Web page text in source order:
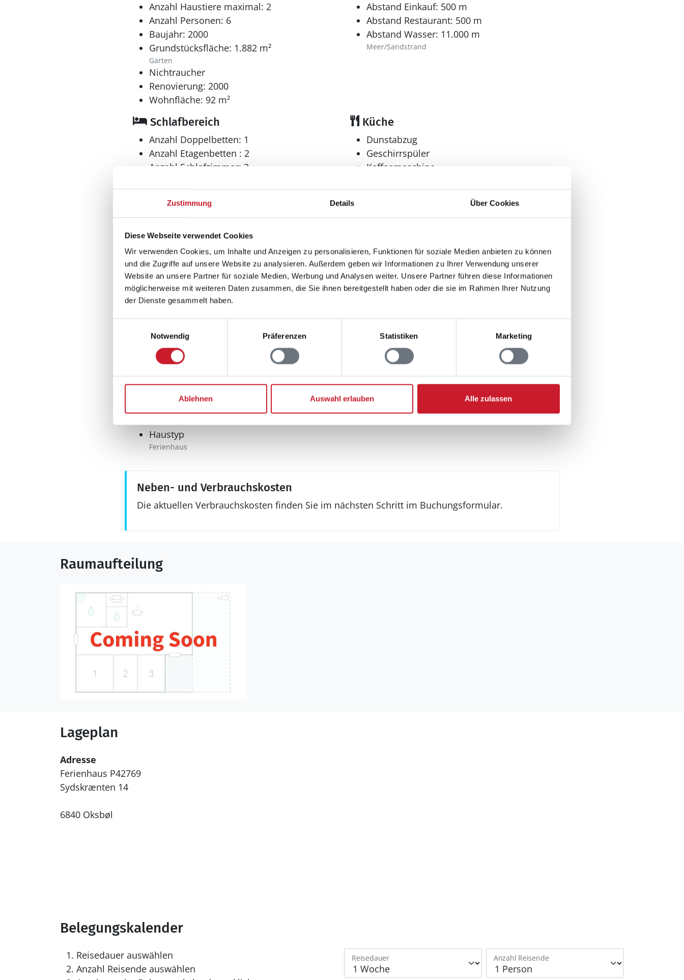
Zustimmung Details Über Cookies
Diese Webseite verwendet Cookies
Wir verwenden Cookies, um Inhalte und Anzeigen zu personalisieren, Funktionen für soziale Medien anbieten zu können
und die Zugriffe auf unsere Website zu analysieren. Außerdem geben wir Informationen zu Ihrer Verwendung unserer
Website an unsere Partner für soziale Medien, Werbung und Analysen weiter. Unsere Partner führen diese Informationen
möglicherweise mit weiteren Daten zusammen, die Sie ihnen bereitgestellt haben oder die sie im Rahmen Ihrer Nutzung
der Dienste gesammelt haben.
Notwendig
Präferenzen Statistiken Marketing
Ablehnen Auswahl erlauben Alle zulassen
Anzahl Haustiere maximal: 2
Anzahl Personen: 6
Baujahr: 2000
Grundstücksfläche: 1.882 m²
Garten
Nichtraucher
Renovierung: 2000
Wohnfläche: 92 m²
Abstand Einkauf: 500 m
Abstand Restaurant: 500 m
Abstand Wasser: 11.000 m
Meer/Sandstrand
Schlafbereich
Anzahl Doppelbetten: 1
Anzahl Etagenbetten : 2
Anzahl Schlafzimmer: 3
Küche
Dunstabzug
Geschirrspüler
Kaffeemaschine
Anzahl Duschen: 1
Anzahl Badezimmer: 1
Anzahl Toiletten: 2
Dusche
Sauna
Multimedia
Internet
Aussenbereich
Gartenmöbel
Kugelgrill
Schaukel
Spielhaus
Terrasse: 1
Sonstiges
Haustyp
Ferienhaus
Neben- und Verbrauchskosten
Die aktuellen Verbrauchskosten finden Sie im nächsten Schritt im Buchungsformular.
Raumaufteilung
Lageplan
Adresse
Ferienhaus P42769
Sydskrænten 14
6840 Oksbøl
Belegungskalender
Reisedauer auswählen
Anzahl Reisende auswählen
Reisedauer Anzahl Reisende